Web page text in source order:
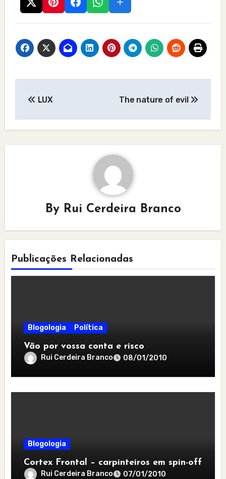
LUX The nature of evil
By Rui Cerdeira Branco
Publicações Relacionadas
Blogologia Política
Vão por vossa conta e risco
Rui Cerdeira Branco 08/01/2010
Blogologia
Cortex Frontal – carpinteiros em spin-off
Rui Cerdeira Branco 07/01/2010